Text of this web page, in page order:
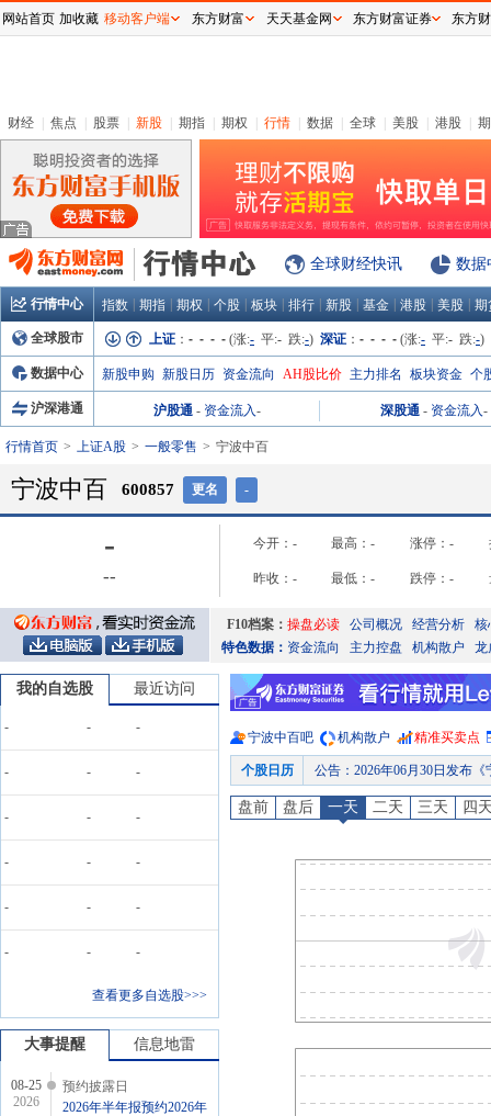
财经 焦点 股票 新股 期指 期权 行情 数据 全球 美股 港股
全球财经快讯 数据
行情中心 指数 期指 期权 个股 板块 排行 新股 基金 港股 美股 期
全球股市 上证 ： - - - - (涨:- 平:- 跌:-) 深证 ： - - - - (涨:- 平:- 跌:-)
数据中心 新股申购 新股日历 资金流向 AH股比价 主力排名 板块资金 个
沪深港通 沪股通 - 资金流入- 深股通 - 资金流入-
行情首页 上证A股 一般零售 宁波中百
宁波中百 600857 更名 -
-
--
今开： - 最高： - 涨停： -
昨收： - 最低： - 跌停： -
F10档案： 操盘必读 公司概况 经营分析
核
特色数据： 资金流向 主力控盘 机构散户 龙
我的自选股 最近访问
- - -
- - -
- - -
- - -
- - -
- - -
查看更多自选股>>>
大事提醒 信息地雷
08-25
2026
预约披露日
2026年半年报预约2026年
宁波中百吧 机构散户 精准买卖点
个股日历 公告 ： 2026年06月30日发布《宁波
股东大会：于2026-06-29召开
：
龙虎榜：2026年06月26日因“非ST、
预约披露日：2026年半年报预
龙虎榜：2026年07月17日因“有
龙虎榜： 2026年07月03日因“有
龙虎榜：2026年07月01日因“非ST、
盘前 盘后 一天 二天 三天 四
网站首页 加收藏 移动客户端 东方财富 天天基金网 东方财富证券 东方